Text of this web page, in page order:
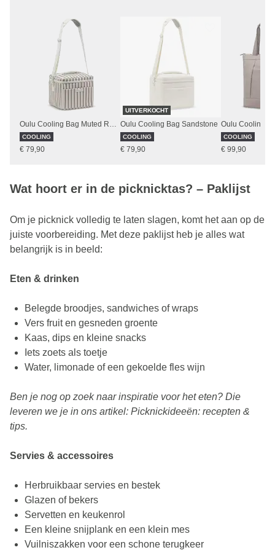
COOLING
€ 79,90
UITVERKOCHT
Oulu Cooling Bag Sandstone
COOLING
€ 79,90
COOLING
€ 99,90
Wat hoort er in de picknicktas? – Paklijst
Om je picknick volledig te laten slagen, komt het aan op de
juiste voorbereiding. Met deze paklijst heb je alles wat
belangrijk is in beeld:
Eten & drinken
Belegde broodjes, sandwiches of wraps
Vers fruit en gesneden groente
Kaas, dips en kleine snacks
Iets zoets als toetje
Water, limonade of een gekoelde fles wijn
Ben je nog op zoek naar inspiratie voor het eten? Die
leveren we je in ons artikel: Picknickideeën: recepten &
tips.
Servies & accessoires
Herbruikbaar servies en bestek
Glazen of bekers
Servetten en keukenrol
Een kleine snijplank en een klein mes
Vuilniszakken voor een schone terugkeer